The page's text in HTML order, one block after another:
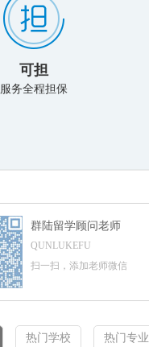
可担
服务全程担保
群陆留学顾问老师
QUNLUKEFU
扫一扫，添加老师微信
热门学校 热门专业